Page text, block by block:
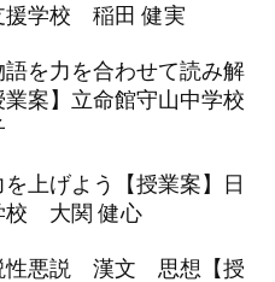
援学校 稲田 健実
を力を合わせて読み解
案】立命館守山中学校
上げよう【授業案】日
校 大関 健心
悪説 漢文 思想【授